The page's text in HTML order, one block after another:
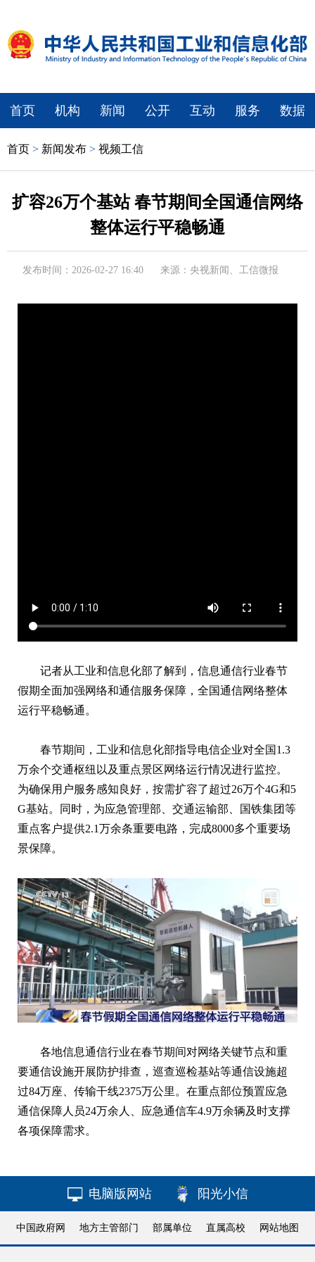
首页 机构 新闻 公开 互动 服务 数据
首页 > 新闻发布 > 视频工信
扩容26万个基站 春节期间全国通信网络
整体运行平稳畅通
发布时间：2026-02-27 16:40 来源：央视新闻、工信微报
记者从工业和信息化部了解到，信息通信行业春节
假期全面加强网络和通信服务保障，全国通信网络整体
运行平稳畅通。
春节期间，工业和信息化部指导电信企业对全国1.3
万余个交通枢纽以及重点景区网络运行情况进行监控。
为确保用户服务感知良好，按需扩容了超过26万个4G和5
G基站。同时，为应急管理部、交通运输部、国铁集团等
重点客户提供2.1万余条重要电路，完成8000多个重要场
景保障。
各地信息通信行业在春节期间对网络关键节点和重
要通信设施开展防护排查，巡查巡检基站等通信设施超
过84万座、传输干线2375万公里。在重点部位预置应急
通信保障人员24万余人、应急通信车4.9万余辆及时支撑
各项保障需求。
电脑版网站 阳光小信
中国政府网 地方主管部门 部属单位 直属高校 网站地图